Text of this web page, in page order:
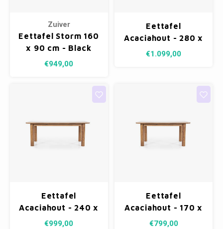
Zuiver
Eettafel Storm 160
x 90 cm - Black
€949,00
Eettafel
Acaciahout - 280 x
100 cm
€1.099,00
Eettafel
Acaciahout - 240 x
100 cm
€999,00
Eettafel
Acaciahout - 170 x
100 cm
€799,00